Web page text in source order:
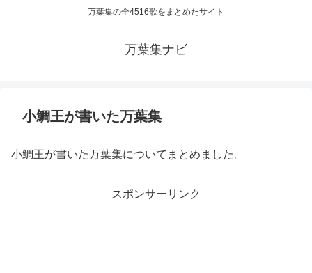
万葉集の全4516歌をまとめたサイト
万葉集ナビ
小鯛王が書いた万葉集
小鯛王が書いた万葉集についてまとめました。
スポンサーリンク